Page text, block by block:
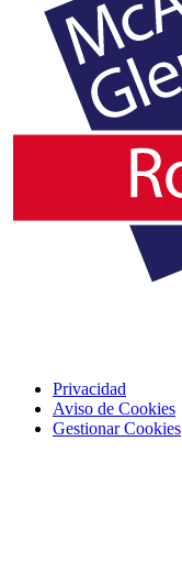
Privacidad
Aviso de Cookies
Gestionar Cookies